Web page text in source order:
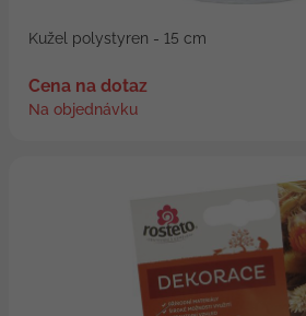
Kužel polystyren - 15 cm
Cena na dotaz
Na objednávku